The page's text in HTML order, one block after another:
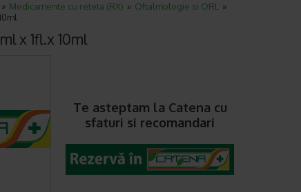
Medicamente cu reteta (RX)
Oftalmologie si ORL
x 1fl.x 10ml
Te asteptam la Catena cu
sfaturi si recomandari